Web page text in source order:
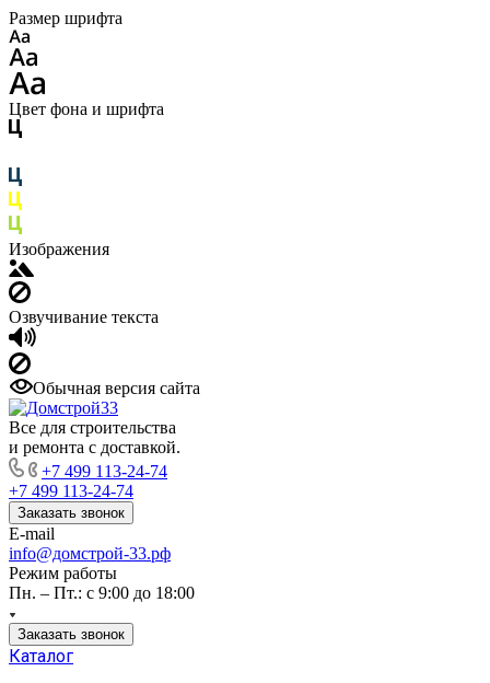
Размер шрифта
Цвет фона и шрифта
Изображения
Озвучивание текста
Обычная версия сайта
Все для строительства
и ремонта с доставкой.
+7 499 113-24-74
+7 499 113-24-74
Заказать звонок
E-mail
info@домстрой-33.рф
Режим работы
Пн. – Пт.: с 9:00 до 18:00
Заказать звонок
Каталог